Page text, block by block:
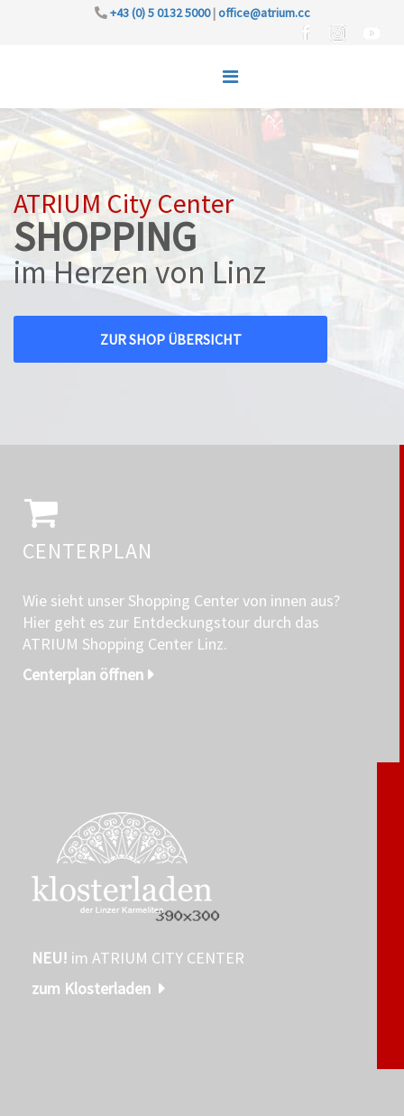
+43 (0) 5 0132 5000|office@atrium.cc
ATRIUM City Center
SHOPPING
im Herzen von Linz
ZUR SHOP ÜBERSICHT
CENTERPLAN
Wie sieht unser Shopping Center von innen aus?
Hier geht es zur Entdeckungstour durch das
ATRIUM Shopping Center Linz.
Centerplan öffnen
NEU! im ATRIUM CITY CENTER
zum Klosterladen